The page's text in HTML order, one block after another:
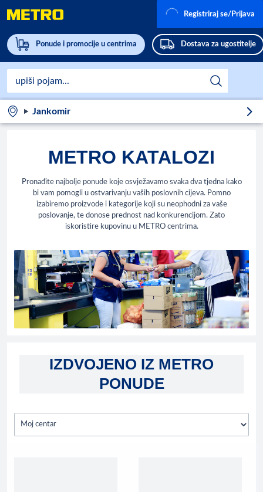
Ponude i promocije u centrima Dostava za ugostitelje
Registriraj se/Prijava
Jankomir
METRO KATALOZI
Pronađite najbolje ponude koje osvježavamo svaka dva tjedna kako
bi vam pomogli u ostvarivanju vaših poslovnih cijeva. Pomno
izabiremo proizvode i kategorije koji su neophodni za vaše
poslovanje, te donose prednost nad konkurencijom. Zato
iskoristire kupovinu u METRO centrima.
IZDVOJENO IZ METRO
PONUDE